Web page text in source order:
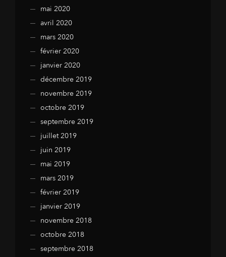
mai 2020
avril 2020
mars 2020
février 2020
janvier 2020
décembre 2019
novembre 2019
octobre 2019
septembre 2019
juillet 2019
juin 2019
mai 2019
mars 2019
février 2019
janvier 2019
novembre 2018
octobre 2018
septembre 2018